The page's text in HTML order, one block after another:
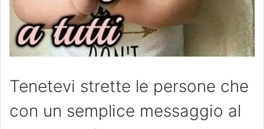
Tenetevi strette le persone che
con un semplice messaggio al